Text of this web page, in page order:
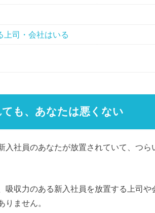
上司・会社はいる
ても、あなたは悪くない
入社員のあなたが放置されていて、つら
吸収力のある新入社員を放置する上司や
りません。